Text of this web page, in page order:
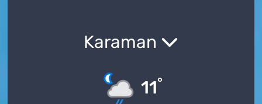
Karaman
11°